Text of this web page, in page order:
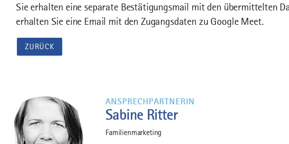
Sie erhalten eine separate Bestätigungsmail mit den übermittelten
erhalten Sie eine Email mit den Zugangsdaten zu Google Meet.
ZURÜCK
ANSPRECHPARTNERIN
Sabine Ritter
Familienmarketing